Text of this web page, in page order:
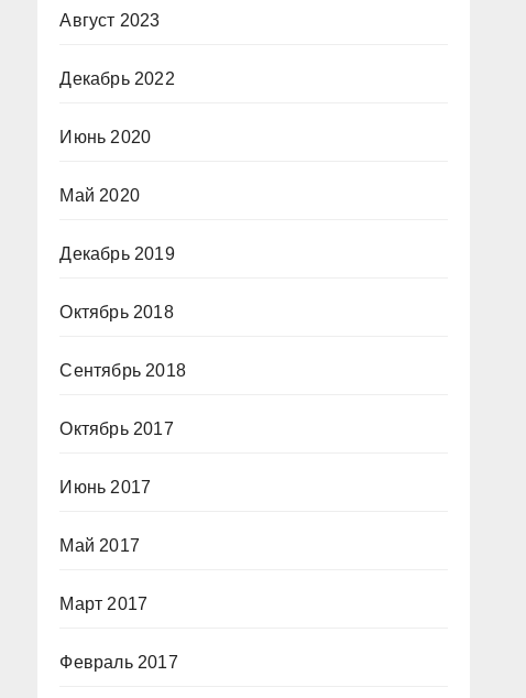
Август 2023
Декабрь 2022
Июнь 2020
Май 2020
Декабрь 2019
Октябрь 2018
Сентябрь 2018
Октябрь 2017
Июнь 2017
Май 2017
Март 2017
Февраль 2017